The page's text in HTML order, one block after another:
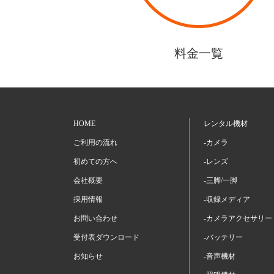
料金一覧
HOME
ご利用の流れ
初めての方へ
会社概要
採用情報
お問い合わせ
受付表ダウンロード
お知らせ
レンタル機材
-カメラ
-レンズ
-三脚/一脚
-収録メディア
-カメラアクセサリー
-バッテリー
-音声機材